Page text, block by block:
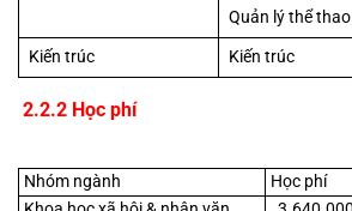
Quản lý thể thao
Kiến trúc
Kiến trúc
2.2.2 Học phí
Nhóm ngành
Học phí